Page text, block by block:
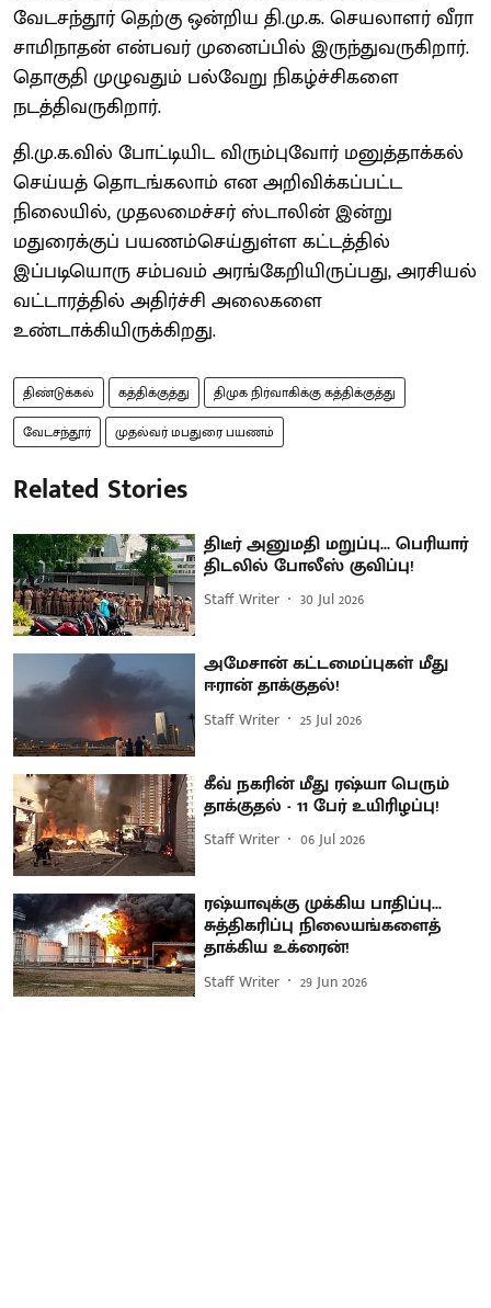
வேடசந்தூர் தெற்கு ஒன்றிய தி.மு.க. செயலாளர் வீரா
சாமிநாதன் என்பவர் முனைப்பில் இருந்துவருகிறார்.
தொகுதி முழுவதும் பல்வேறு நிகழ்ச்சிகளை
நடத்திவருகிறார்.
தி.மு.க.வில் போட்டியிட விரும்புவோர் மனுத்தாக்கல்
செய்யத் தொடங்கலாம் என அறிவிக்கப்பட்ட
நிலையில், முதலமைச்சர் ஸ்டாலின் இன்று
மதுரைக்குப் பயணம்செய்துள்ள கட்டத்தில்
இப்படியொரு சம்பவம் அரங்கேறியிருப்பது, அரசியல்
வட்டாரத்தில் அதிர்ச்சி அலைகளை
உண்டாக்கியிருக்கிறது.
திண்டுக்கல் கத்திக்குத்து
திமுக நிர்வாகிக்கு கத்திக்குத்து
வேடசந்தூர்
முதல்வர் மபதுரை பயணம்
Related Stories
திடீர் அனுமதி மறுப்பு... பெரியார்
திடலில் போலீஸ் குவிப்பு!
Staff Writer 30 Jul 2026
அமேசான் கட்டமைப்புகள் மீது
ஈரான் தாக்குதல்!
Staff Writer 25 Jul 2026
கீவ் நகரின் மீது ரஷ்யா பெரும்
தாக்குதல் - 11 பேர் உயிரிழப்பு!
Staff Writer 06 Jul 2026
ரஷ்யாவுக்கு முக்கிய பாதிப்பு...
சுத்திகரிப்பு நிலையங்களைத்
தாக்கிய உக்ரைன்!
Staff Writer 29 Jun 2026